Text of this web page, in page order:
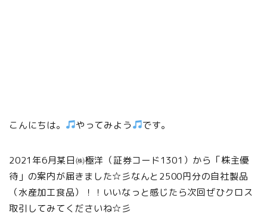
こんにちは。 やってみよう です。
2021年6月某日㈱極洋（証券コード1301）から「株主優
待」の案内が届きました☆彡なんと 2500円分の自社製品
（水産加工食品）
！！いいなっと感じたら次回ぜひクロス
取引してみてくださいね☆彡